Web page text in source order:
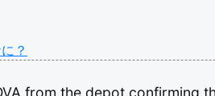
？
from the depot confirming